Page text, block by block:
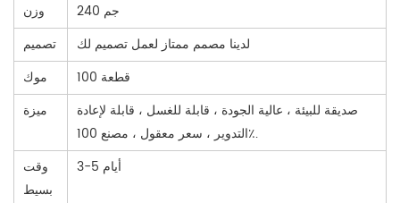
وزن
240 جم
تصميم
لدينا مصمم ممتاز لعمل تصميم لك
موك
100 قطعة
ميزة
صديقة للبيئة ، عالية الجودة ، قابلة للغسل ، قابلة لإعادة
التدوير ، سعر معقول ، مصنع 100٪.
وقت
بسيط
3-5 أيام